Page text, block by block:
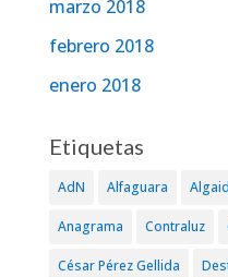
marzo 2018
febrero 2018
enero 2018
Etiquetas
AdN Alfaguara
Anagrama Contraluz
César Pérez Gellida